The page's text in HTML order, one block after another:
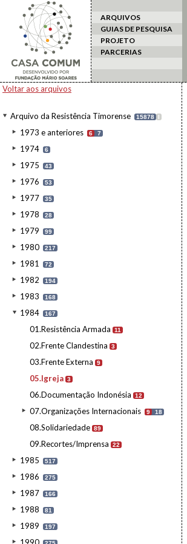
ARQUIVOS
GUIAS DE PESQUISA
PROJETO
PARCERIAS
Voltar aos arquivos
Arquivo da Resistência Timorense 15878 I
1973 e anteriores 6 7
1974 6
1975 43
1976 53
1977 35
1978 28
1979 99
1980 217
1981 72
1982 194
1983 168
1984 167
01.Resistência Armada 11
02.Frente Clandestina 3
03.Frente Externa 9
05.Igreja 3
06.Documentação Indonésia 12
07.Organizações Internacionais 9 18
08.Solidariedade 89
09.Recortes/Imprensa 22
1985 517
1986 275
1987 166
1988 81
1989 197